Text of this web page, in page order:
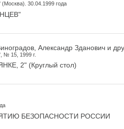
30.04.1999 года
Александр Зданович и
№ 15, 1999 г.
2" (Круглый стол)
БЕЗОПАСНОСТИ РОССИИ